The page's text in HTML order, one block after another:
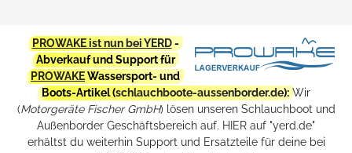
PROWAKE ist nun bei YERD-
Abverkauf und Support für
PROWAKEWassersport- und
Boots-Artikel (schlauchboote-aussenborder.de): Wir
(Motorgeräte Fischer GmbH) lösen unseren Schlauchboot und
Außenborder Geschäftsbereich auf. HIER auf "yerd.de"
erhältst du weiterhin Support und Ersatzteile für deine bei